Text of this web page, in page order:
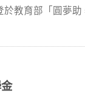
教育部「圓夢助